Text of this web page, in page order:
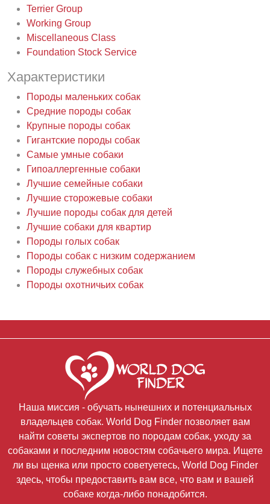
Terrier Group
Working Group
Miscellaneous Class
Foundation Stock Service
Характеристики
Породы маленьких собак
Средние породы собак
Крупные породы собак
Гигантские породы собак
Самые умные собаки
Гипоаллергенные собаки
Лучшие семейные собаки
Лучшие сторожевые собаки
Лучшие породы собак для детей
Лучшие собаки для квартир
Породы голых собак
Породы собак с низким содержанием
Породы служебных собак
Породы охотничьих собак
Наша миссия - обучать нынешних и потенциальных
владельцев собак. World Dog Finder позволяет вам
найти советы экспертов по породам собак, уходу за
собаками и последним новостям собачьего мира. Ищете
ли вы щенка или просто советуетесь, World Dog Finder
здесь, чтобы предоставить вам все, что вам и вашей
собаке когда-либо понадобится.